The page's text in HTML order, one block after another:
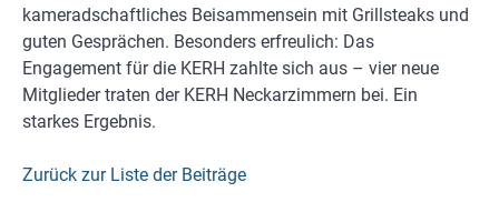
kameradschaftliches Beisammensein mit Grillsteaks und
guten Gesprächen. Besonders erfreulich: Das
Engagement für die KERH zahlte sich aus – vier neue
Mitglieder traten der KERH Neckarzimmern bei. Ein
starkes Ergebnis.
Zurück zur Liste der Beiträge